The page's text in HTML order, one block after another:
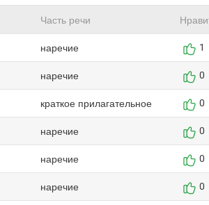
Часть речи
наречие 1
наречие 0
краткое прилагательное 0
наречие 0
наречие 0
наречие 0